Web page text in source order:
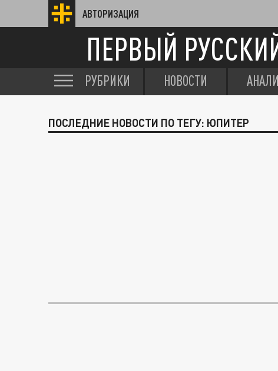
АВТОРИЗАЦИЯ
ПЕРВЫЙ
РУБРИКИ НОВОСТИ
ПОСЛЕДНИЕ НОВОСТИ ПО ТЕГУ: ЮПИТЕР